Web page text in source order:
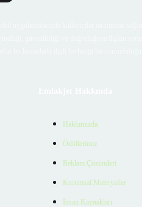
Hakkımızda
Ödüllerimiz
Reklam Çözümleri
Kurumsal Materyaller
İnsan Kaynakları